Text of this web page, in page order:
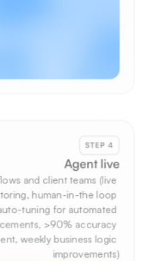
STEP 4
Agent live
and client teams (live
human-in-the loop
tuning for automated
>90% accuracy
weekly business logic
improvements)